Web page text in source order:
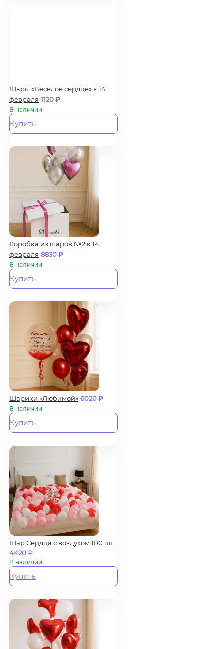
Шары «Веселое сердце» к 14
февраля 1120₽
В наличии
Купить
Коробка из шаров №2 к 14
февраля 8830₽
В наличии
Купить
Шарики «Любимой» 6020₽
В наличии
Купить
Шар Сердца с воздухом 100 шт
4420₽
В наличии
Купить